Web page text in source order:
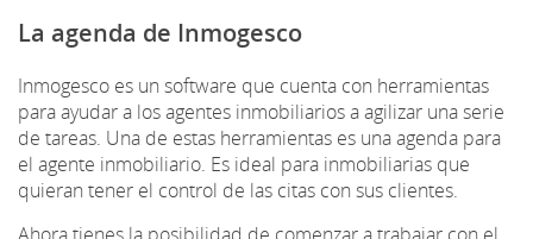
La agenda de Inmogesco
Inmogesco es un software que cuenta con herramientas
para ayudar a los agentes inmobiliarios a agilizar una serie
de tareas. Una de estas herramientas es una agenda para
el agente inmobiliario. Es ideal para inmobiliarias que
quieran tener el control de las citas con sus clientes.